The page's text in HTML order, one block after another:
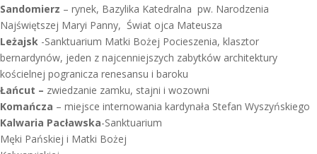
Sandomierz – rynek, Bazylika Katedralna pw. Narodzenia
Najświętszej Maryi Panny, Świat ojca Mateusza
Leżajsk -Sanktuarium Matki Bożej Pocieszenia, klasztor
bernardynów, jeden z najcenniejszych zabytków architektury
kościelnej pogranicza renesansu i baroku
Łańcut – zwiedzanie zamku, stajni i wozowni
Komańcza – miejsce internowania kardynała Stefan Wyszyńskiego
Kalwaria Pacławska-Sanktuarium
Męki Pańskiej i Matki Bożej